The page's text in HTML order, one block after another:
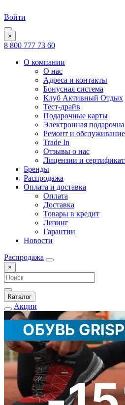
Войти
×
8 800 777 73 60
О компании
О нас
Адреса и контакты
Бонусная система
Клуб Активный Отдых
Тест-драйв
Подарочные карты
Электронная
Ремонт и
Trade In
Отзывы о нас
Лицензии и
Бренды
Распродажа
Оплата и доставка
Оплата
Доставка
Товары в кредит
Лизинг
Гарантии
Новости
Распродажа
×
Каталог
Акции